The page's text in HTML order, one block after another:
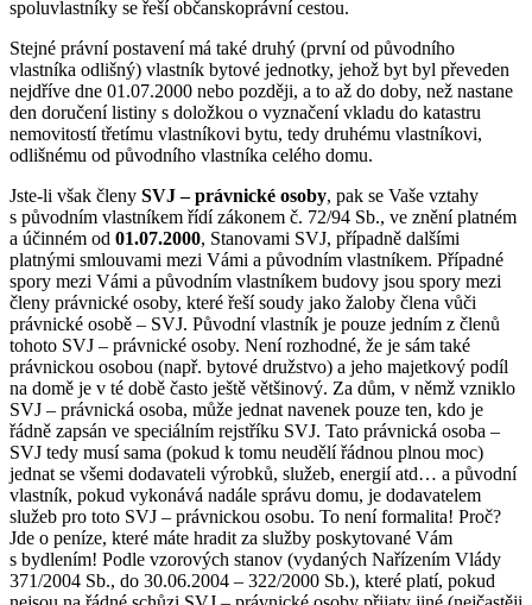
spoluvlastníky se řeší občanskoprávní cestou.
Stejné právní postavení má také druhý (první od původního
vlastníka odlišný) vlastník bytové jednotky, jehož byt byl převeden
nejdříve dne 01.07.2000 nebo později, a to až do doby, než nastane
den doručení listiny s doložkou o vyznačení vkladu do katastru
nemovitostí třetímu vlastníkovi bytu, tedy druhému vlastníkovi,
odlišnému od původního vlastníka celého domu.
Jste-li však členy SVJ – právnické osoby, pak se Vaše vztahy
s původním vlastníkem řídí zákonem č. 72/94 Sb., ve znění platném
a účinném od 01.07.2000, Stanovami SVJ, případně dalšími
platnými smlouvami mezi Vámi a původním vlastníkem. Případné
spory mezi Vámi a původním vlastníkem budovy jsou spory mezi
členy právnické osoby, které řeší soudy jako žaloby člena vůči
právnické osobě – SVJ. Původní vlastník je pouze jedním z členů
tohoto SVJ – právnické osoby. Není rozhodné, že je sám také
právnickou osobou (např. bytové družstvo) a jeho majetkový podíl
na domě je v té době často ještě většinový. Za dům, v němž vzniklo
SVJ – právnická osoba, může jednat navenek pouze ten, kdo je
řádně zapsán ve speciálním rejstříku SVJ. Tato právnická osoba –
SVJ tedy musí sama (pokud k tomu neudělí řádnou plnou moc)
jednat se všemi dodavateli výrobků, služeb, energií atd… a původní
vlastník, pokud vykonává nadále správu domu, je dodavatelem
služeb pro toto SVJ – právnickou osobu. To není formalita! Proč?
Jde o peníze, které máte hradit za služby poskytované Vám
s bydlením! Podle vzorových stanov (vydaných Nařízením Vlády
371/2004 Sb., do 30.06.2004 – 322/2000 Sb.), které platí, pokud